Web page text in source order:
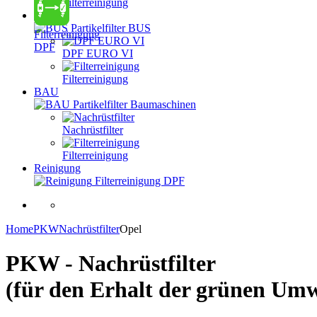
Filterreinigung
DPF
Filterreinigung
BUS
Partikelfilter BUS
DPF EURO VI
Filterreinigung
BAU
Partikelfilter Baumaschinen
Nachrüstfilter
Filterreinigung
Reinigung
Filterreinigung DPF
HomePKWNachrüstfilterOpel
PKW - Nachrüstfilter
(für den Erhalt der grünen